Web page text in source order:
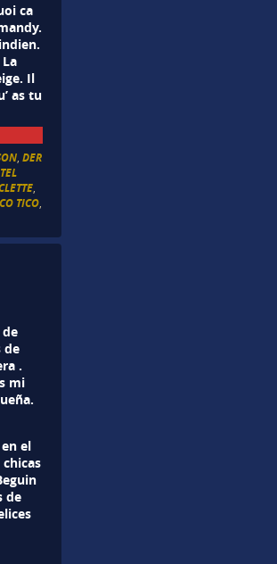
ca
Il
as tu
,DER
TICO
de
.
mi
el
de